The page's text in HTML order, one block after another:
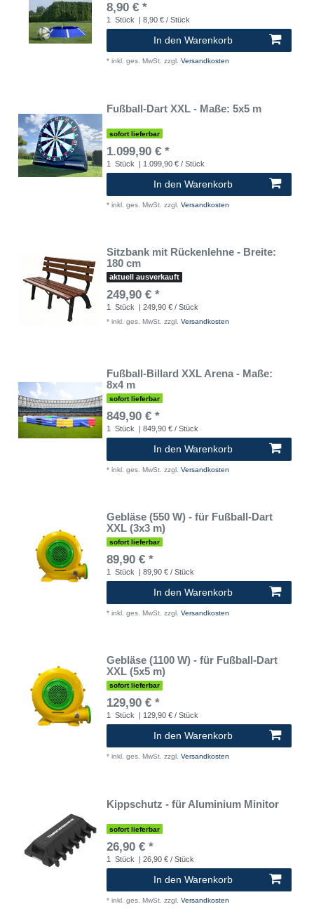
8,90 € *
1 Stück | 8,90 € / Stück
In den Warenkorb
* inkl. ges. MwSt. zzgl. Versandkosten
Fußball-Dart XXL - Maße: 5x5 m
sofort lieferbar
1.099,90 € *
1 Stück | 1.099,90 € / Stück
In den Warenkorb
* inkl. ges. MwSt. zzgl. Versandkosten
Sitzbank mit Rückenlehne - Breite:
180 cm
aktuell ausverkauft
249,90 € *
1 Stück | 249,90 € / Stück
* inkl. ges. MwSt. zzgl. Versandkosten
Fußball-Billard XXL Arena - Maße:
8x4 m
sofort lieferbar
849,90 € *
1 Stück | 849,90 € / Stück
In den Warenkorb
* inkl. ges. MwSt. zzgl. Versandkosten
Gebläse (550 W) - für Fußball-Dart
XXL (3x3 m)
sofort lieferbar
89,90 € *
1 Stück | 89,90 € / Stück
In den Warenkorb
* inkl. ges. MwSt. zzgl. Versandkosten
Gebläse (1100 W) - für Fußball-Dart
XXL (5x5 m)
sofort lieferbar
129,90 € *
1 Stück | 129,90 € / Stück
In den Warenkorb
* inkl. ges. MwSt. zzgl. Versandkosten
Kippschutz - für Aluminium Minitor
sofort lieferbar
26,90 € *
1 Stück | 26,90 € / Stück
In den Warenkorb
* inkl. ges. MwSt. zzgl. Versandkosten